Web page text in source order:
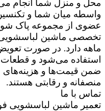
محل و منزل شما انجام
واسطه میان شما و
عضوی از مجموعه پاک
ماهه دارد. در صورت
ضمن قیمت‌ها و
منصفانه و رقابتی هستند.
تماس با ما
تعمیر ماشین لباسشویی